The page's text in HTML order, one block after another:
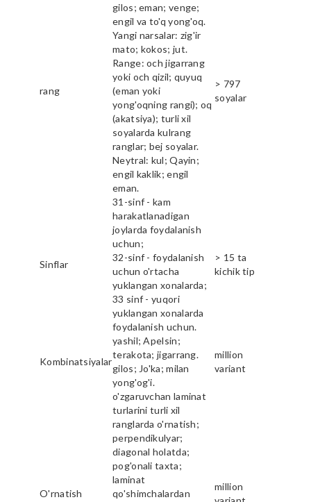
rang
gilos; eman; venge;
engil va to'q yong'oq.
Yangi narsalar: zig'ir
mato; kokos; jut.
Range: och jigarrang
yoki och qizil; quyuq
(eman yoki
yong'oqning rangi); oq
(akatsiya); turli xil
soyalarda kulrang
ranglar; bej soyalar.
Neytral: kul; Qayin;
engil kaklik; engil
eman.
> 797
soyalar
Sinflar
31-sinf - kam
harakatlanadigan
joylarda foydalanish
uchun;
32-sinf - foydalanish
uchun o'rtacha
yuklangan xonalarda;
33 sinf - yuqori
yuklangan xonalarda
foydalanish uchun.
> 15 ta
kichik tip
Kombinatsiyalar
yashil; Apelsin;
terakota; jigarrang.
gilos; Jo'ka; milan
yong'og'i.
million
variant
O'rnatish
o'zgaruvchan laminat
turlarini turli xil
ranglarda o'rnatish;
perpendikulyar;
diagonal holatda;
pog'onali taxta;
laminat
qo'shimchalardan
million